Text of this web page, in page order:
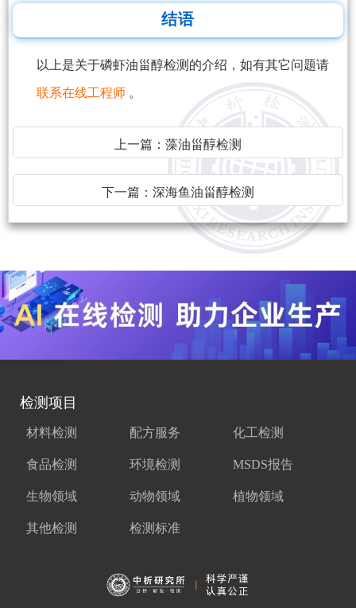
结语
以上是关于磷虾油甾醇检测的介绍，如有其它问题请
联系在线工程师 。
上一篇： 藻油甾醇检测
下一篇： 深海鱼油甾醇检测
检测项目
材料检测 配方服务 化工检测
食品检测 环境检测 MSDS报告
生物领域 动物领域 植物领域
其他检测 检测标准